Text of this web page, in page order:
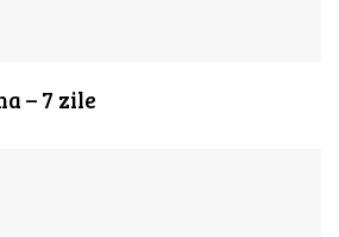
– 7 zile